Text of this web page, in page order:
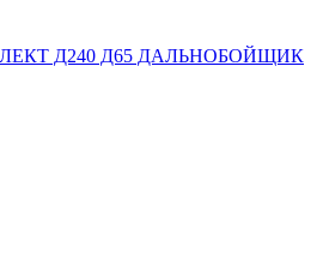
Д240 Д65 ДАЛЬНОБОЙЩИК